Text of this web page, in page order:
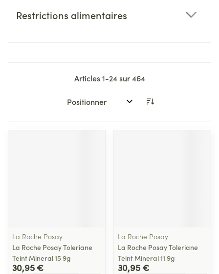
Restrictions alimentaires
Articles1-24sur464
Trier par:
La Roche Posay
La Roche Posay Toleriane
Teint Mineral 15 9g
30,95 €
La Roche Posay
La Roche Posay Toleriane
Teint Mineral 11 9g
30,95 €